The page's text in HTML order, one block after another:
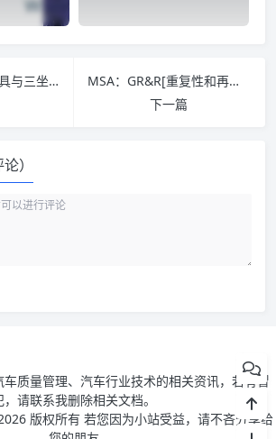
IATF16949五大工具与三坐标工作实践的紧密结合——FMEA 篇
MSA：GR&R[重复性和再现性]
下一篇
）
质量管理、汽车行业技术的相关资讯，若有冒
，请联系我删除相关文档。
版权所有 若您因为小站受益，请不吝分享给